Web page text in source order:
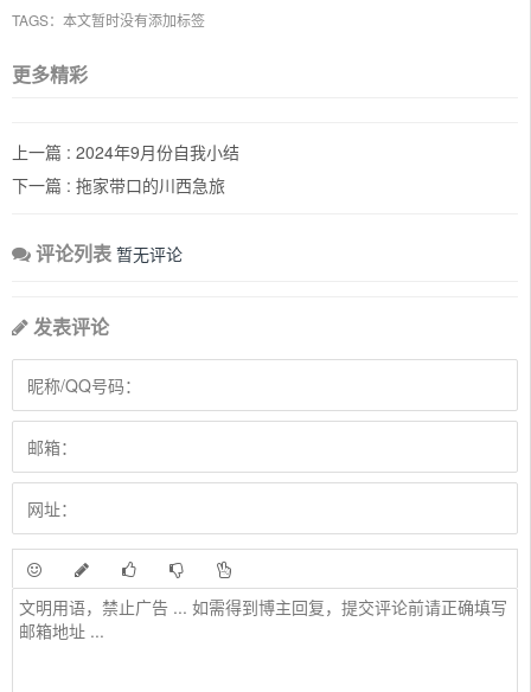
TAGS：本文暂时没有添加标签
更多精彩
上一篇 : 2024年9月份自我小结
下一篇 : 拖家带口的川西急旅
评论列表 暂无评论
发表评论